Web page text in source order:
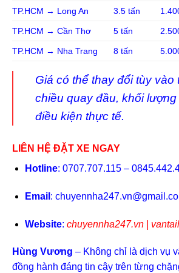
TP.HCM → Long An 3.5 tấn
TP.HCM → Cần Thơ 5 tấn
TP.HCM → Nha Trang 8 tấn
Giá có thể thay đổi tùy vào
chiều quay đầu, khối
điều kiện thực tế.
LIÊN HỆ ĐẶT XE NGAY
Hotline: 0707.707.115 –
Email :
Website: chuyennha247.vn|
Hùng Vương – Không chỉ là dịch vụ
đồng hành đáng tin cậy trên từng